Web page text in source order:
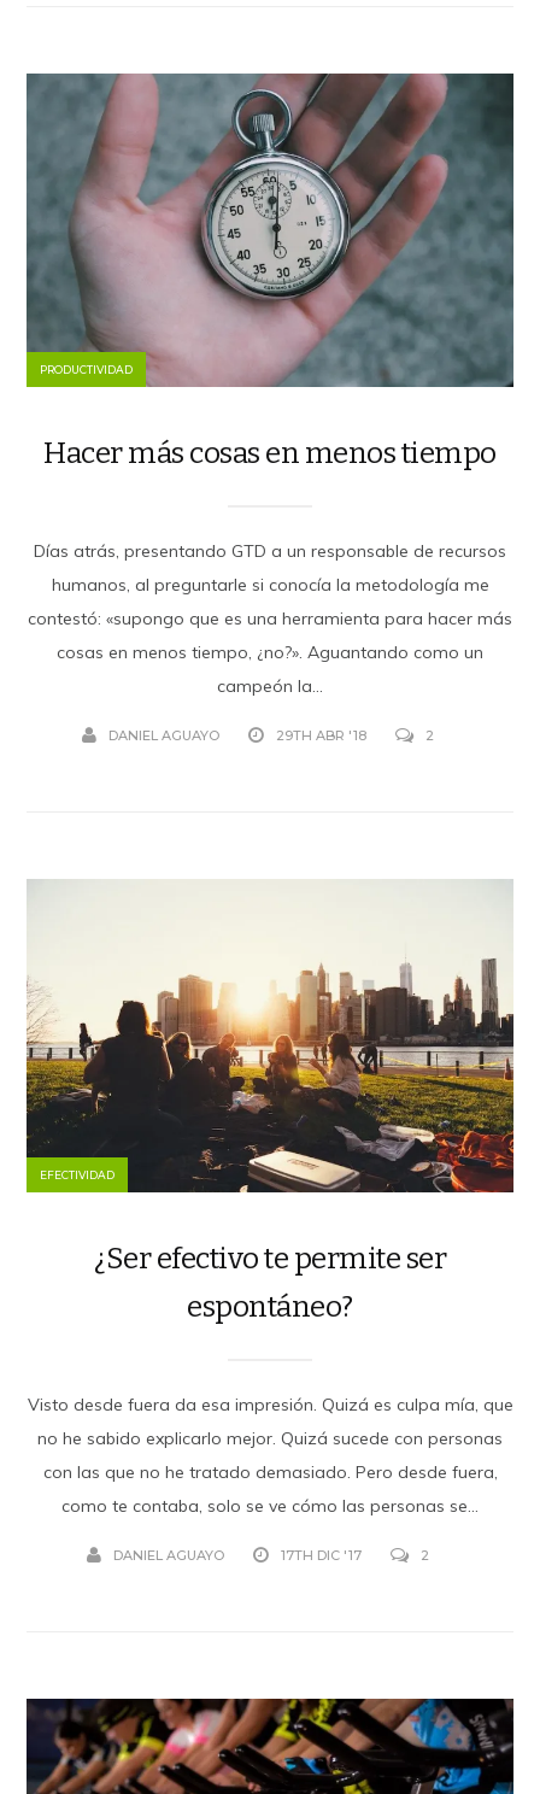
PRODUCTIVIDAD
Hacer más cosas en menos tiempo
Días atrás, presentando GTD a un responsable de recursos
humanos, al preguntarle si conocía la metodología me
contestó: «supongo que es una herramienta para hacer más
cosas en menos tiempo, ¿no?». Aguantando como un
campeón la...
DANIEL AGUAYO 29TH ABR '18 2
EFECTIVIDAD
¿Ser efectivo te permite ser
espontáneo?
Visto desde fuera da esa impresión. Quizá es culpa mía, que
no he sabido explicarlo mejor. Quizá sucede con personas
con las que no he tratado demasiado. Pero desde fuera,
como te contaba, solo se ve cómo las personas se...
DANIEL AGUAYO 17TH DIC '17 2